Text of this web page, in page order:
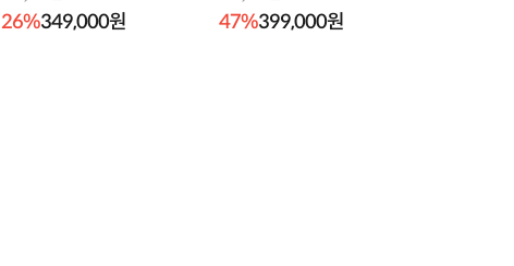
26%349,000원 47%399,000원